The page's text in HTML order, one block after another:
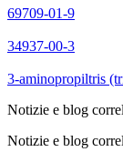
69709-01-9
34937-00-3
3-aminopropiltris
Notizie e blog
Notizie e blog